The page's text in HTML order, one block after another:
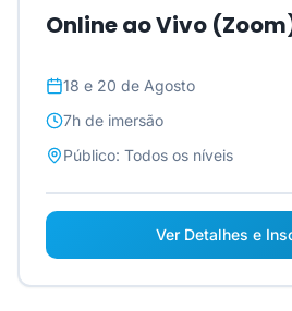
Online ao Vivo
18 e 20 de Agosto
7h de imersão
Público: Todos os níveis
Ver Detalhes e